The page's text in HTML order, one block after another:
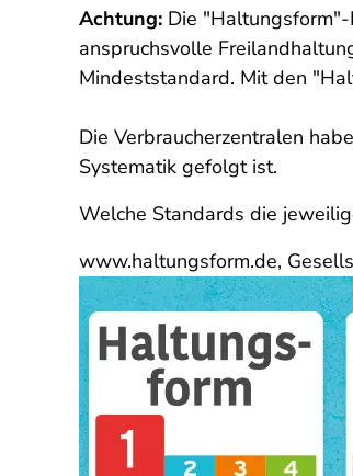
Achtung: Die
anspruchsvolle
Mindeststandard. Mit den "
Die Verbraucherzentralen
Systematik gefolgt ist.
Welche Standards die
www.haltungsform.de,